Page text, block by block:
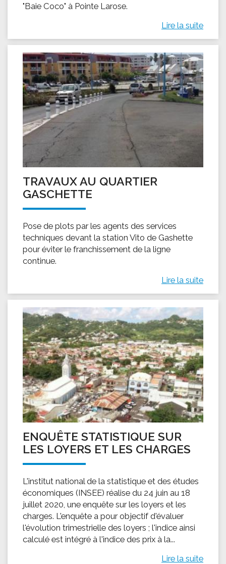
"Baie Coco" à Pointe Larose.
Lire la suite
TRAVAUX AU QUARTIER
GASCHETTE
Pose de plots par les agents des services
techniques devant la station Vito de Gashette
pour éviter le franchissement de la ligne
continue.
Lire la suite
ENQUÊTE STATISTIQUE SUR
LES LOYERS ET LES CHARGES
L'institut national de la statistique et des études
économiques (INSEE) réalise du 24 juin au 18
juillet 2020, une enquête sur les loyers et les
charges. L'enquête a pour objectif d'évaluer
l'évolution trimestrielle des loyers ; l'indice ainsi
calculé est intégré à l'indice des prix à la...
Lire la suite